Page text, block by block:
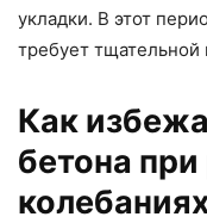
укладки. В этот
требует тщательной
Как
бетона при